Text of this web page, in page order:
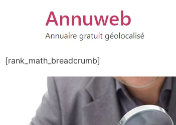
[rank_math_breadcrumb]